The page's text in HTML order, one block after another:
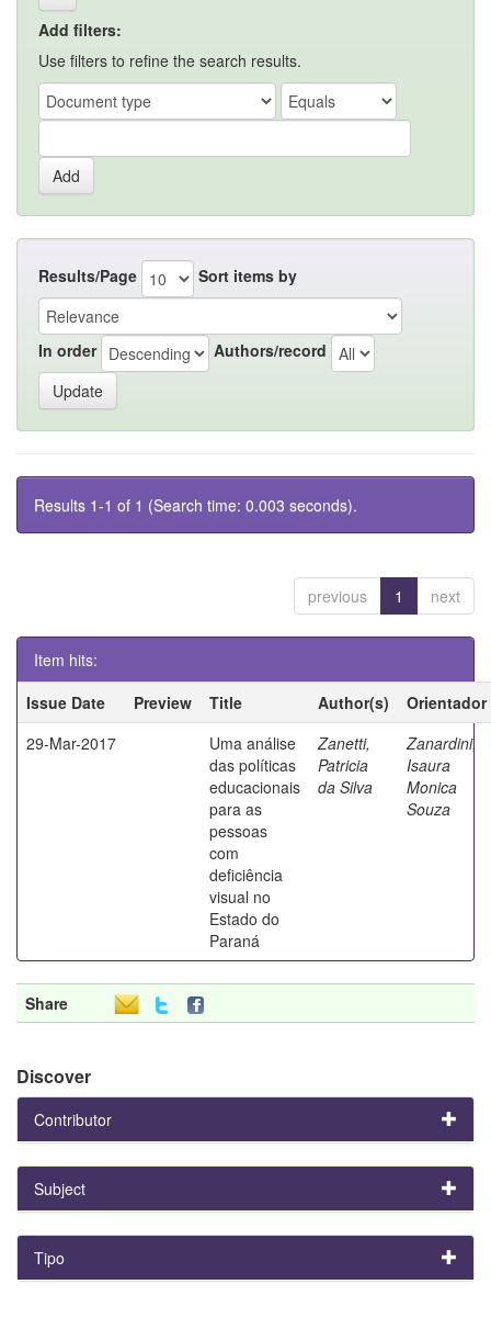
Add filters:
Use filters to refine the search results.
Results/Page Sort items by
In order Authors/record
Results 1-1 of 1 (Search time: 0.003 seconds).
previous 1 next
Item hits:
Issue Date
Preview Title Author(s)
Orientador
29-Mar-2017
Uma análise
das políticas
educacionais
para as
pessoas
com
deficiência
visual no
Estado do
Paraná
Zanetti,
Patricia
da Silva
Zanardini,
Isaura
Monica
Souza
Share
Discover
Contributor
Subject
Tipo